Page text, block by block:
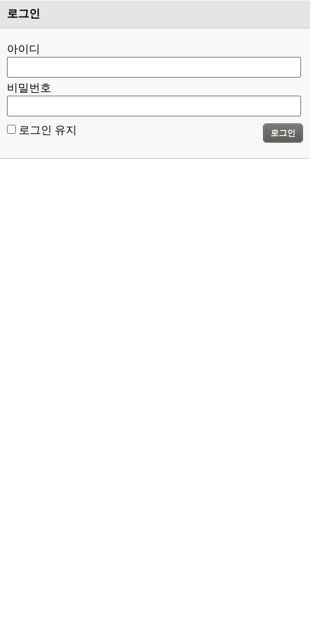
로그인
아이디
비밀번호
로그인 유지 로그인